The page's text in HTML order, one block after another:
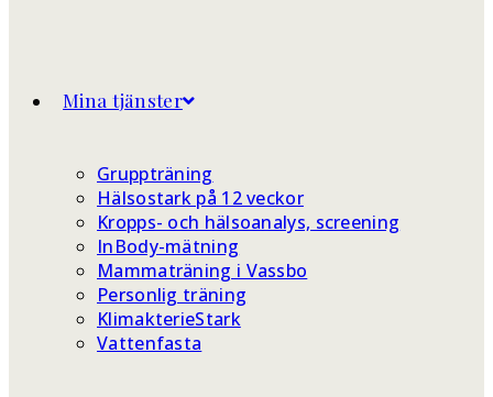
Mina tjänster
Gruppträning
Hälsostark på 12 veckor
Kropps- och hälsoanalys, screening
InBody-mätning
Mammaträning i Vassbo
Personlig träning
KlimakterieStark
Vattenfasta